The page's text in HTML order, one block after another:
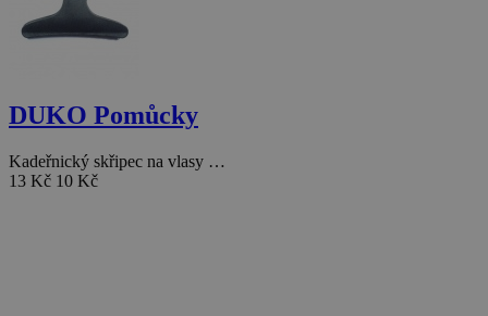
DUKO Pomůcky
Kadeřnický skřipec na vlasy …
13 Kč 10 Kč